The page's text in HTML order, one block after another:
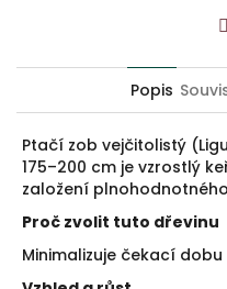
Popis
Ptačí zob vejčitolistý
175–200 cm je vzrostlý
založení
Proč zvolit tuto dřevinu
Minimalizuje čekací